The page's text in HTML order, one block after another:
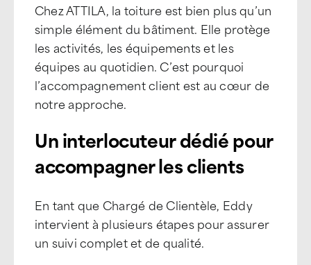
Chez ATTILA, la toiture est bien plus qu’un
simple élément du bâtiment. Elle protège
les activités, les équipements et les
équipes au quotidien. C’est pourquoi
l’accompagnement client est au cœur de
notre approche.
Un interlocuteur dédié pour
accompagner les clients
En tant que Chargé de Clientèle, Eddy
intervient à plusieurs étapes pour assurer
un suivi complet et de qualité.